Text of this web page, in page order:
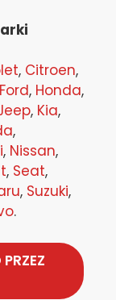
, Citroen,
Ford, Honda,
, Kia,
,
, Nissan,
, Seat,
, Suzuki,
.